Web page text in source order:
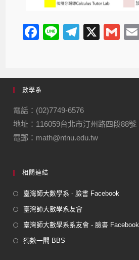
F
e
b
o
o
k
Li
T
gr
m
X
G
數學系
電話：(02)7749-6576
地址：116059台北市汀州路四段88號
電郵：math@ntnu.edu.tw
相關連結
臺灣師大數學系 - 臉書 Facebook
臺灣師大數學系友會
臺灣師大數學系系友會 - 臉書 Facebook
獨數一閣 BBS